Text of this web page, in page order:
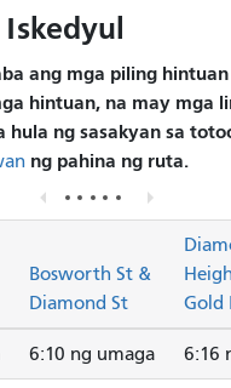
Iskedyul
ang mga piling
hintuan, na may mga
ng sasakyan sa
ng pahina ng ruta.
Bosworth St &
Diamond St
Gold
6:10 ng umaga 6:16